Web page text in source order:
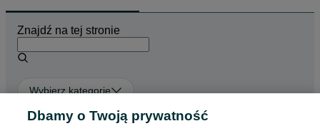
Znajdź na tej stronie
Wybierz kategorię
ZNALEŹLIŚMY 0
Sortowanie Opcje przeglądania
Dbamy o Twoją prywatność